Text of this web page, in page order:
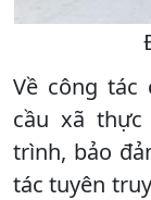
Về công tác
cầu xã
trình, bảo
tác tuyên